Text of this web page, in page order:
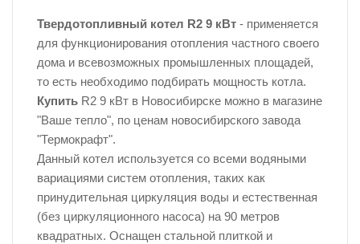
Твердотопливный котел R2 9 кВт - применяется
для функционирования отопления частного своего
дома и всевозможных промышленных площадей,
то есть необходимо подбирать мощность котла.
Купить R2 9 кВт в Новосибирске можно в магазине
"Ваше тепло", по ценам новосибирского завода
"Термокрафт".
Данный котел используется со всеми водяными
вариациями систем отопления, таких как
принудительная циркуляция воды и естественная
(без циркуляционного насоса) на 90 метров
квадратных. Оснащен стальной плиткой и